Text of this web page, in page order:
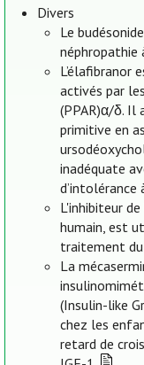
Divers
Le
néphropathie
L’élafibranor
activés par
(PPAR)α/δ. Il
primitive en
inadéquate
d’intolérance
L'inhibiteur
humain, est
traitement
La
(Insulin-like
chez les
retard de